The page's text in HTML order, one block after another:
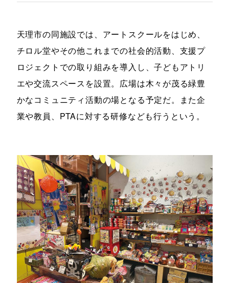
天理市の同施設では、アートスクールをはじめ、
チロル堂やその他これまでの社会的活動、支援プ
ロジェクトでの取り組みを導入し、子どもアトリ
エや交流スペースを設置。広場は木々が茂る緑豊
かなコミュニティ活動の場となる予定だ。また企
業や教員、PTAに対する研修なども行うという。